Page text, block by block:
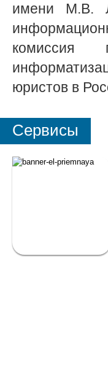
имени М.В.
комиссия
юристов в
Сервисы